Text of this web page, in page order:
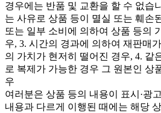
경우에는 반품 및 교환을 할 수 없습
는 사유로 상품 등이 멸실 또는 훼손
또는 일부 소비에 의하여 상품 등의
우, 3. 시간의 경과에 의하여 재판매
의 가치가 현저히 떨어진 경우, 4. 같
로 복제가 가능한 경우 그 원본인 상
우
여러분은 상품 등의 내용이 표시·광
내용과 다르게 이행된 때에는 해당